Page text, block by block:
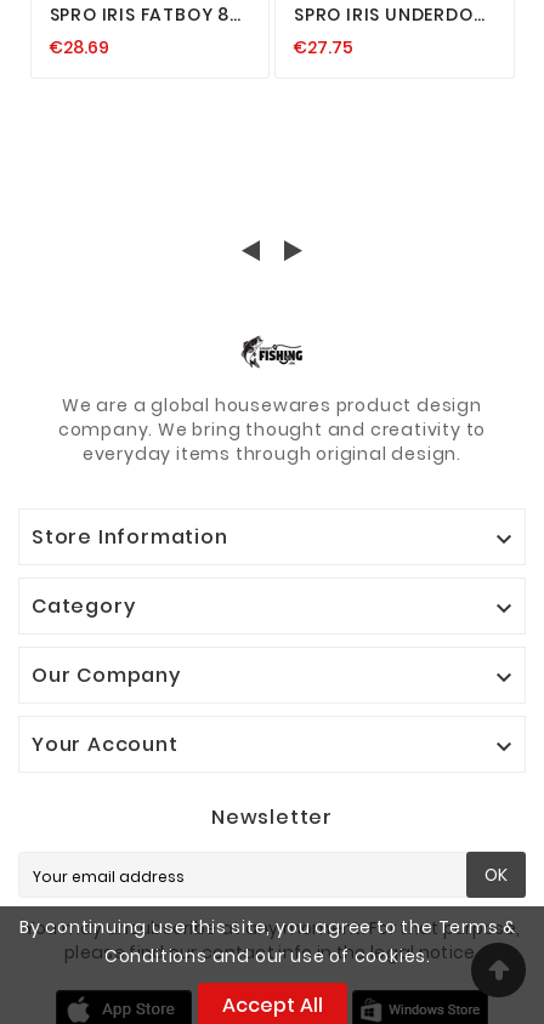
By continuing use this site, you agree to the Terms &
Conditions and our use of cookies.
Accept All
SPRO IRIS FATBOY 85
JERKBAIT
€28.69
SPRO IRIS UNDERDOG
HARDLURE HARDBAIT
€27.75
We are a global housewares product design
company. We bring thought and creativity to
everyday items through original design.
Store Information 
Category 
Our Company 
Your Account 
Newsletter
OK
You may unsubscribe at any moment. For that purpose,
please find our contact info in the legal notice.